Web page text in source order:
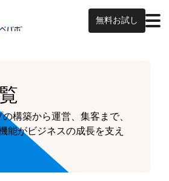
無料お試し
構築から運営、集客まで、
能がビジネスの成長を支え